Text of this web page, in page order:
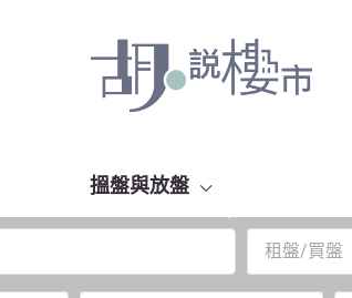
搵盤與放盤
租盤/買盤